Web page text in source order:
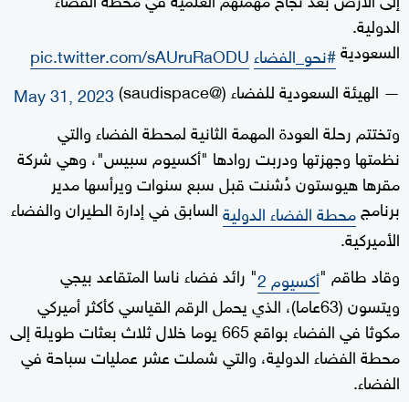
الدولية.
السعودية#نحو_الفضاء pic.twitter.com/sAUruRaODU
— الهيئة السعودية للفضاء (@saudispace)
May 31, 2023
وتختتم رحلة العودة المهمة الثانية لمحطة الفضاء والتي
نظمتها وجهزتها ودربت روادها "أكسيوم سبيس"، وهي شركة
مقرها هيوستون دُشنت قبل سبع سنوات ويرأسها مدير
برنامجمحطة الفضاء الدوليةالسابق في إدارة الطيران والفضاء
الأميركية.
وقاد طاقم "أكسيوم 2 " رائد فضاء ناسا المتقاعد بيجي
ويتسون (63عاما)، الذي يحمل الرقم القياسي كأكثر أميركي
مكوثا في الفضاء بواقع 665 يوما خلال ثلاث بعثات طويلة إلى
محطة الفضاء الدولية، والتي شملت عشر عمليات سباحة في
الفضاء.